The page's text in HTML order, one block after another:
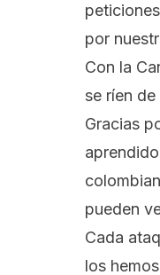
por
Con la
se ríen
Gracias
pueden
Cada
los